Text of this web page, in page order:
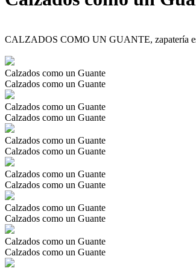
CALZADOS COMO UN GUANTE, zapatería
Calzados como un Guante
Calzados como un Guante
Calzados como un Guante
Calzados como un Guante
Calzados como un Guante
Calzados como un Guante
Calzados como un Guante
Calzados como un Guante
Calzados como un Guante
Calzados como un Guante
Calzados como un Guante
Calzados como un Guante